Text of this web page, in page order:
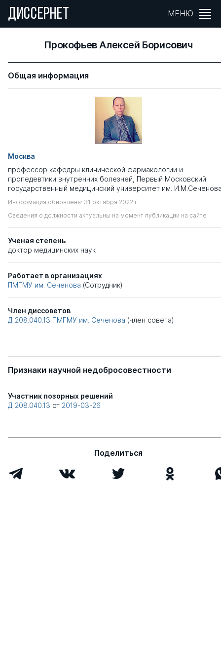
ДИССЕРНЕТ МЕНЮ
Прокофьев Алексей Борисович
Общая информация
Москва
профессор кафедры клинической фармакологии и
пропедевтики внутренних болезней, Первый Московский
государственный медицинский университет им.
Информация обновлена: 31 октября 2022 г.
Сведения о должности актуальны на момент публикации на сайте
Ученая степень
доктор медицинских наук
Работает в организациях
ПМГМУ им. Сеченова (Сотрудник)
Член диссоветов
Д 208.040.13 ПМГМУ им. Сеченова (член совета)
Признаки научной недобросовестности
Участник позорных решений
Д 208.040.13 от 2019-03-26
Поделиться